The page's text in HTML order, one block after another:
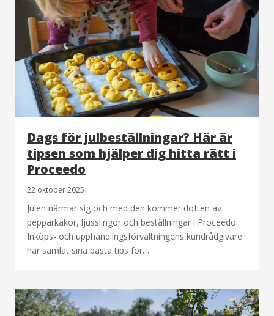
Dags för julbeställningar? Här är
tipsen som hjälper dig hitta rätt i
Proceedo
22 oktober 2025
Julen närmar sig och med den kommer doften av
pepparkakor, ljusslingor och beställningar i Proceedo.
Inköps- och upphandlingsförvaltningens kundrådgivare
har samlat sina bästa tips för…